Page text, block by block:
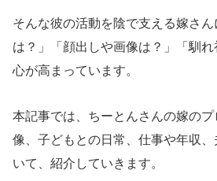
そんな彼の活動を陰で支える嫁さ
は？」「顔出しや画像は？」「馴
心が高まっています。
本記事では、ちーとんさんの嫁の
像、子どもとの日常、仕事や年収
いて、紹介していきます。